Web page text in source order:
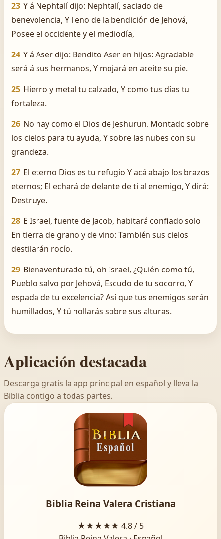
23 Y á Nephtalí dijo: Nephtalí, saciado de
benevolencia, Y lleno de la bendición de Jehová,
Posee el occidente y el mediodía,
24 Y á Aser dijo: Bendito Aser en hijos: Agradable
será á sus hermanos, Y mojará en aceite su pie.
25 Hierro y metal tu calzado, Y como tus días tu
fortaleza.
26 No hay como el Dios de Jeshurun, Montado sobre
los cielos para tu ayuda, Y sobre las nubes con su
grandeza.
27 El eterno Dios es tu refugio Y acá abajo los brazos
eternos; El echará de delante de ti al enemigo, Y dirá:
Destruye.
28 E Israel, fuente de Jacob, habitará confiado solo
En tierra de grano y de vino: También sus cielos
destilarán rocío.
29 Bienaventurado tú, oh Israel, ¿Quién como tú,
Pueblo salvo por Jehová, Escudo de tu socorro, Y
espada de tu excelencia? Así que tus enemigos serán
humillados, Y tú hollarás sobre sus alturas.
Aplicación destacada
Descarga gratis la app principal en español y lleva la
Biblia contigo a todas partes.
Biblia Reina Valera Cristiana
★★★★★ 4.8 / 5